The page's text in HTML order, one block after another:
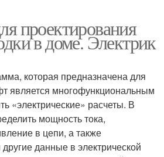
проектирования
в доме. Электрик
которая предназначена для
является многофункциональным
«электрические» расчеты. В
мощность тока,
в цепи, а также
данные в электрической